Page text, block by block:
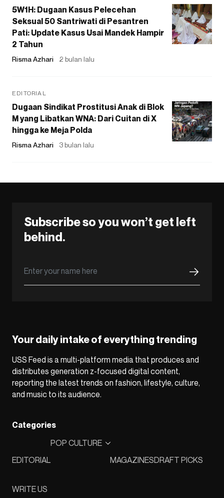
5W1H: Dugaan Kasus Pelecehan
Seksual 50 Santriwati di Pesantren
Pati: Update Kasus Usai Mandek Hampir
2 Tahun
Risma Azhari 2 bulan lalu
EDITORIAL
Dugaan Sindikat Prostitusi Anak di Blok
M yang Libatkan WNA: Dari Cuitan di X
hingga ke Meja Polda
Risma Azhari 3 bulan lalu
Subscribe so you won’t get left
behind.
Your daily intake of everything trending
USS Feed is a multi-platform media that produces and
distributes generation z-focused digital content,
reporting the latest trends on fashion, lifestyle, culture,
and music to its audience.
Categories
EDITORIAL
POP CULTURE
MAGAZINESDRAFT PICKS
WRITE US